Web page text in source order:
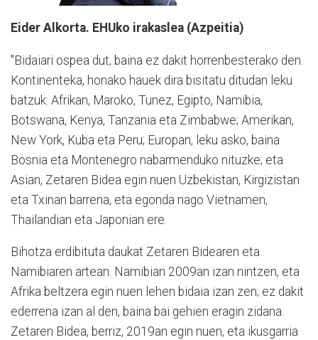
Eider Alkorta. EHUko irakaslea (Azpeitia)
"Bidaiari ospea dut, baina ez dakit horrenbesterako den.
Kontinenteka, honako hauek dira bisitatu ditudan leku
batzuk: Afrikan, Maroko, Tunez, Egipto, Namibia,
Botswana, Kenya, Tanzania eta Zimbabwe; Amerikan,
New York, Kuba eta Peru; Europan, leku asko, baina
Bosnia eta Montenegro nabarmenduko nituzke; eta
Asian, Zetaren Bidea egin nuen Uzbekistan, Kirgizistan
eta Txinan barrena, eta egonda nago Vietnamen,
Thailandian eta Japonian ere.
Bihotza erdibituta daukat Zetaren Bidearen eta
Namibiaren artean. Namibian 2009an izan nintzen, eta
Afrika beltzera egin nuen lehen bidaia izan zen; ez dakit
ederrena izan al den, baina bai gehien eragin zidana.
Zetaren Bidea, berriz, 2019an egin nuen, eta ikusgarria